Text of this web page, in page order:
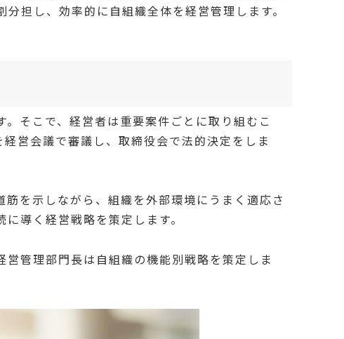
担し、効率的に自組織全体を経営管理します。
そこで、経営者は重要案件ごとに取り組むこ
営会議で審議し、取締役会で法的決定をしま
を示しながら、組織を外部環境にうまく適応さ
導く経営戦略を策定します。
管理部門長は自組織の機能別戦略を策定しま